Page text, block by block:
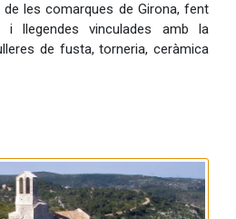
les comarques de Girona, fent
llegendes vinculades amb la
de fusta, torneria, ceràmica